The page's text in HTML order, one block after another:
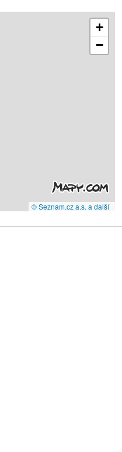
+
−
© Seznam.cz a.s. a další